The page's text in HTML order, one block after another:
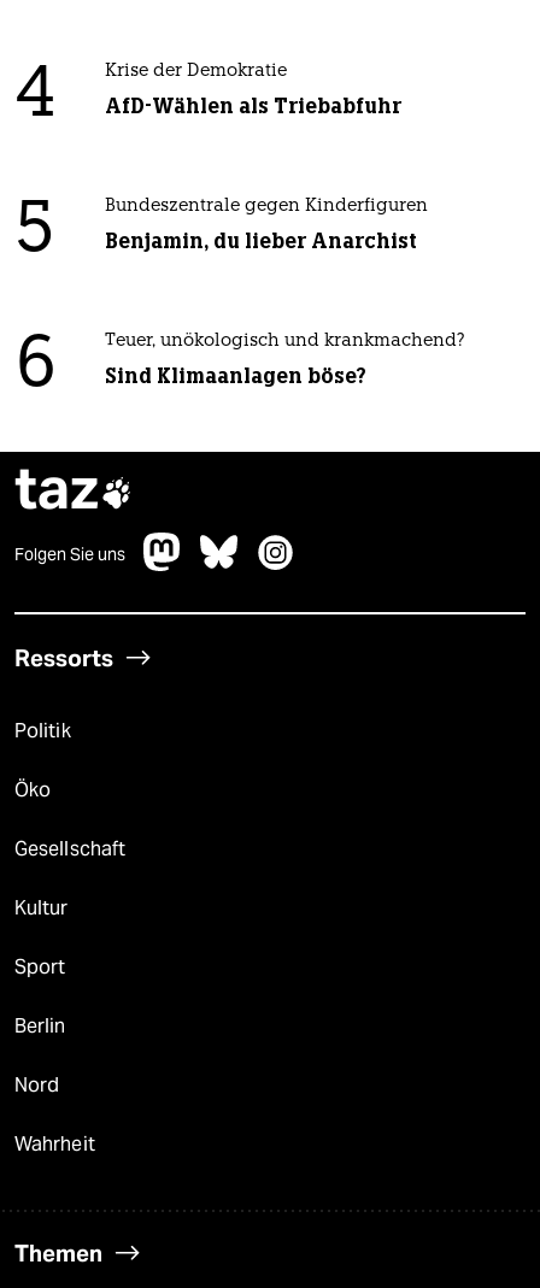
4 Krise der Demokratie
AfD-Wählen als Triebabfuhr
5 Bundeszentrale gegen Kinderfiguren
Benjamin, du lieber Anarchist
6 Teuer, unökologisch und krankmachend?
Sind Klimaanlagen böse?
taz
Folgen Sie uns
Ressorts
Politik
Öko
Gesellschaft
Kultur
Sport
Berlin
Nord
Wahrheit
Themen